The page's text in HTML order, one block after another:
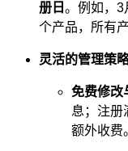
册日 。例如，3
个产品，所有
灵活的管理策
免费修改
息；注册
额外收费